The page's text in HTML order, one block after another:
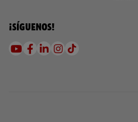
¡SÍGUENOS!